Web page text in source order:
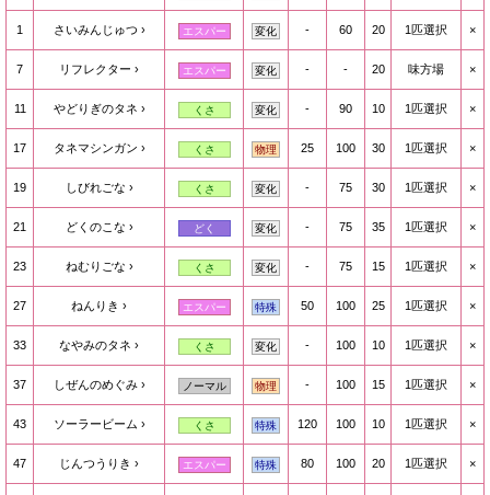
1 さいみんじゅつ エスパー 変化 - 60 20 1匹選択 ×
7 リフレクター エスパー 変化 - - 20 味方場 ×
11 やどりぎのタネ くさ 変化 - 90 10 1匹選択 ×
17 タネマシンガン くさ 物理 25 100 30 1匹選択 ×
19 しびれごな くさ 変化 - 75 30 1匹選択 ×
21 どくのこな どく 変化 - 75 35 1匹選択 ×
23 ねむりごな くさ 変化 - 75 15 1匹選択 ×
27 ねんりき エスパー 特殊 50 100 25 1匹選択 ×
33 なやみのタネ くさ 変化 - 100 10 1匹選択 ×
37 しぜんのめぐみ ノーマル 物理 - 100 15 1匹選択 ×
43 ソーラービーム くさ 特殊 120 100 10 1匹選択 ×
47 じんつうりき エスパー 特殊 80 100 20 1匹選択 ×